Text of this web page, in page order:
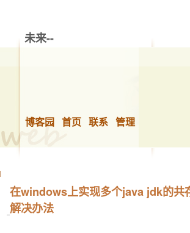
未来--
博客园 首页 联系 管理
在windows上实现多个java jdk的共
解决办法